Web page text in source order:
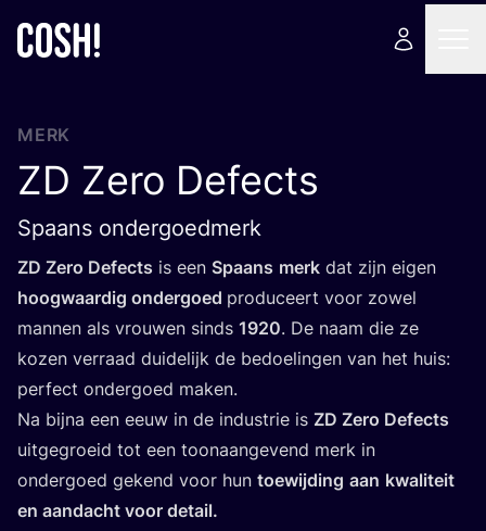
MERK
ZD Zero Defects
Spaans ondergoedmerk
ZD Zero Defects is een Spaans merk dat zijn eigen
hoog­waar­dig onder­goed pro­du­ceert voor zowel
man­nen als vrou­wen sinds 1920. De naam die ze
kozen ver­raad dui­de­lijk de bedoe­lin­gen van het huis:
per­fect onder­goed maken.
Na bij­na een eeuw in de indu­strie is ZD Zero Defects
uit­ge­groeid tot een toon­aan­ge­vend merk in
onder­goed gekend voor hun toe­wij­ding aan kwa­li­teit
en aan­dacht voor detail.